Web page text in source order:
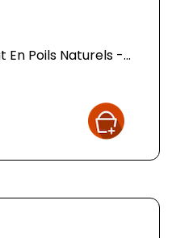
En Poils Naturels -...